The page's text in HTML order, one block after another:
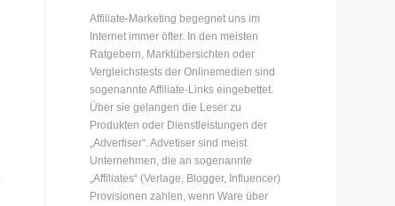
Affiliate-Marketing begegnet uns im
Internet immer öfter. In den meisten
Ratgebern, Marktübersichten oder
Vergleichstests der Onlinemedien sind
sogenannte Affiliate-Links eingebettet.
Über sie gelangen die Leser zu
Produkten oder Dienstleistungen der
„Advertiser“. Advetiser sind meist
Unternehmen, die an sogenannte
„Affiliates“ (Verlage, Blogger, Influencer)
Provisionen zahlen, wenn Ware über